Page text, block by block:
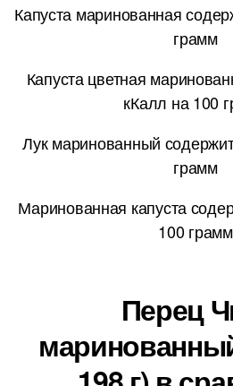
Капуста маринованная
грамм
Капуста цветная
кКалл на 100
Лук маринованный
грамм
Маринованная капуста
100 грамм
Перец